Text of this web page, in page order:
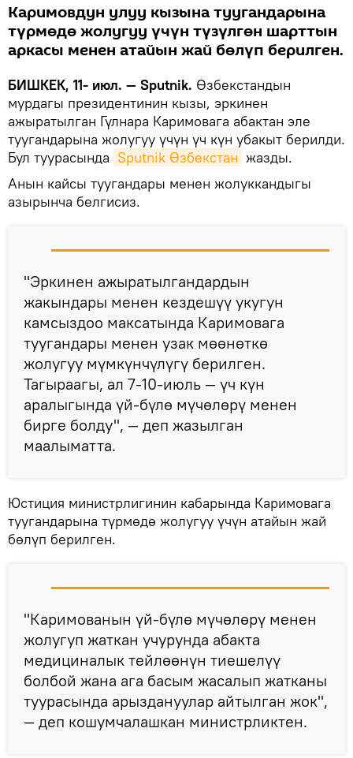
Каримовдун улуу кызына туугандарына
түрмөдө жолугуу үчүн түзүлгөн шарттын
аркасы менен атайын жай бөлүп берилген.
БИШКЕК, 11- июл. — Sputnik. Өзбекстандын
мурдагы президентинин кызы, эркинен
ажыратылган Гүлнара Каримовага абактан эле
туугандарына жолугуу үчүн үч күн убакыт берилди.
Бул туурасында Sputnik Өзбекстан жазды.
Анын кайсы туугандары менен жолуккандыгы
азырынча белгисиз.
"Эркинен ажыратылгандардын
жакындары менен кездешүү укугун
камсыздоо максатында Каримовага
туугандары менен узак мөөнөткө
жолугуу мүмкүнчүлүгү берилген.
Тагыраагы, ал 7-10-июль — үч күн
аралыгында үй-бүлө мүчөлөрү менен
бирге болду", — деп жазылган
маалыматта.
Юстиция министрлигинин кабарында Каримовага
туугандарына түрмөдө жолугуу үчүн атайын жай
бөлүп берилген.
"Каримованын үй-бүлө мүчөлөрү менен
жолугуп жаткан учурунда абакта
медициналык тейлөөнүн тиешелүү
болбой жана ага басым жасалып жатканы
туурасында арыздануулар айтылган жок",
— деп кошумчалашкан министрликтен.